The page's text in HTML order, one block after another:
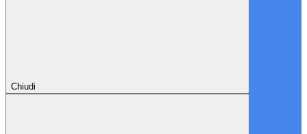
Chiudi